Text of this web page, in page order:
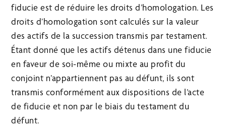
fiducie est de réduire les droits d’homologation. Les
droits d’homologation sont calculés sur la valeur
des actifs de la succession transmis par testament.
Étant donné que les actifs détenus dans une fiducie
en faveur de soi-même ou mixte au profit du
conjoint n’appartiennent pas au défunt, ils sont
transmis conformément aux dispositions de l’acte
de fiducie et non par le biais du testament du
défunt.